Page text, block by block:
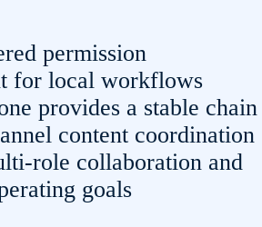
permission
for local workflows
provides a stable chain
content coordination
role collaboration and
goals